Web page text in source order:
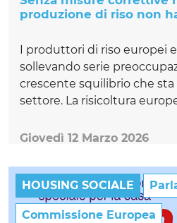
produzione di riso non
I produttori di riso europei
sollevando serie
crescente squilibrio che sta
settore. La risicoltura
Giovedì 12 Marzo 2026
HOUSING SOCIALE
Commissione Europea